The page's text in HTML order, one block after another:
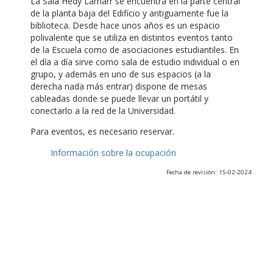
de la planta baja del Edificio y antiguamente fue la
biblioteca. Desde hace unos años es un espacio
polivalente que se utiliza en distintos eventos tanto
de la Escuela como de asociaciones estudiantiles. En
el día a día sirve como sala de estudio individual o en
grupo, y además en uno de sus espacios (a la
derecha nada más entrar) dispone de mesas
cableadas donde se puede llevar un portátil y
conectarlo a la red de la Universidad.
Para eventos, es necesario reservar.
Información sobre la ocupación
Fecha de revisión: 15-02-2024